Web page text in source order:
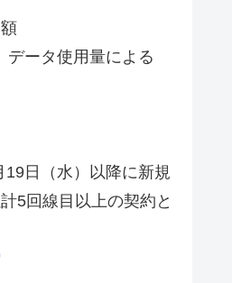
データ使用量による
日（水）以降に新規
5回線目以上の契約と